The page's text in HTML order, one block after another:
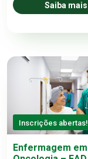
Saiba mais
Inscrições abertas!
Enfermagem em